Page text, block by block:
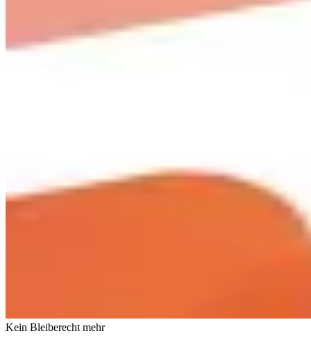
Kein Bleiberecht mehr